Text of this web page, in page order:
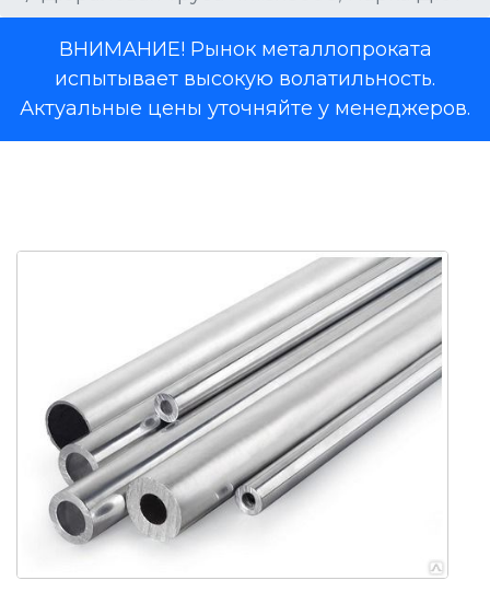
ВНИМАНИЕ! Рынок металлопроката
испытывает высокую волатильность.
Актуальные цены уточняйте у менеджеров.